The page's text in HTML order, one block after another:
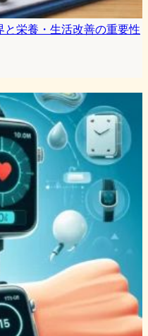
栄養・生活改善の重要性